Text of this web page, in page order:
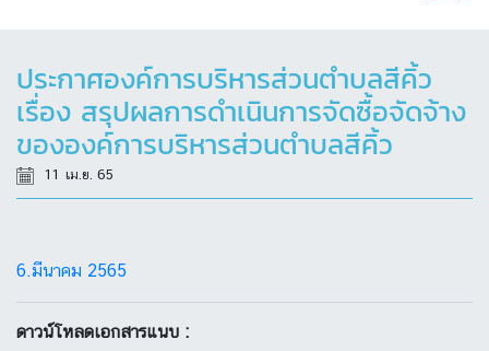
ประกาศองค์การบริหารส่วนตำบลสีคิ้ว
เรื่อง สรุปผลการดำเนินการจัดซื้อจัดจ้าง
ขององค์การบริหารส่วนตำบลสีคิ้ว
11 เม.ย. 65
6.มีนาคม 2565
ดาวน์โหลดเอกสารแนบ :